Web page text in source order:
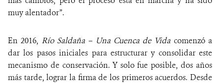
muy alentador”.
En 2016, Río Saldaña – Una Cuenca de Vida comenzó a
dar los pasos iniciales para estructurar y consolidar este
mecanismo de conservación. Y solo fue posible, dos años
más tarde, lograr la firma de los primeros acuerdos. Desde